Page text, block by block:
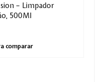
– Limpador
500Ml
comparar